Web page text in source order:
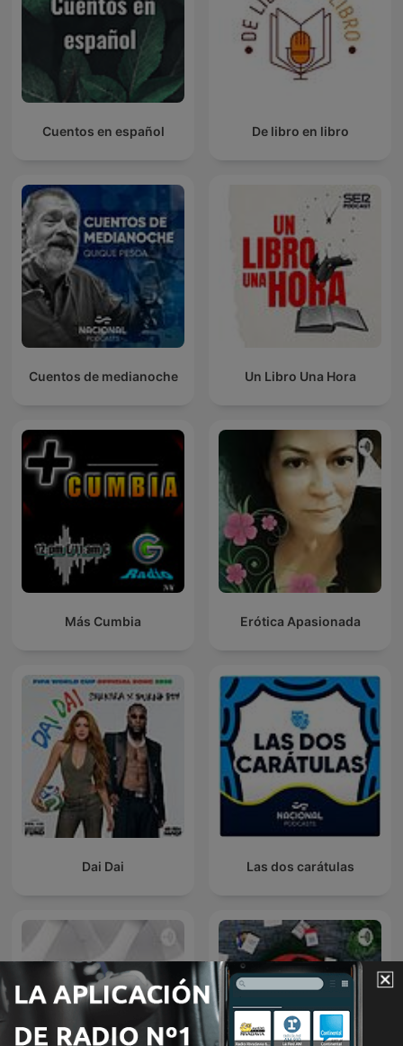
Cuentos en español De libro en libro
Cuentos de medianoche Un Libro Una Hora
Más Cumbia Erótica Apasionada
Dai Dai Las dos carátulas